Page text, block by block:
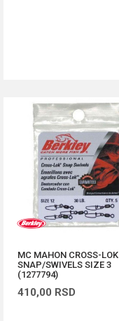
MC MAHON CROSS-LOK
SNAP/SWIVELS SIZE 3
(1277794)
410,00 RSD